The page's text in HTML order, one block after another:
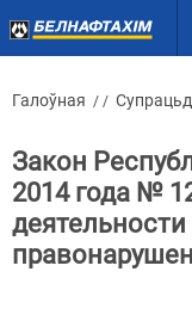
Галоўная / /
Закон
2014 года №